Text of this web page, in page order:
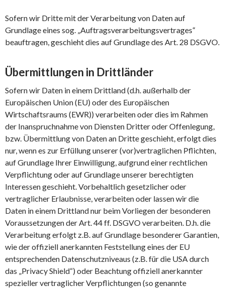
Sofern wir Dritte mit der Verarbeitung von Daten auf
Grundlage eines sog. „Auftragsverarbeitungsvertrages“
beauftragen, geschieht dies auf Grundlage des Art. 28 DSGVO.
Übermittlungen in Drittländer
Sofern wir Daten in einem Drittland (d.h. außerhalb der
Europäischen Union (EU) oder des Europäischen
Wirtschaftsraums (EWR)) verarbeiten oder dies im Rahmen
der Inanspruchnahme von Diensten Dritter oder Offenlegung,
bzw. Übermittlung von Daten an Dritte geschieht, erfolgt dies
nur, wenn es zur Erfüllung unserer (vor)vertraglichen Pflichten,
auf Grundlage Ihrer Einwilligung, aufgrund einer rechtlichen
Verpflichtung oder auf Grundlage unserer berechtigten
Interessen geschieht. Vorbehaltlich gesetzlicher oder
vertraglicher Erlaubnisse, verarbeiten oder lassen wir die
Daten in einem Drittland nur beim Vorliegen der besonderen
Voraussetzungen der Art. 44 ff. DSGVO verarbeiten. D.h. die
Verarbeitung erfolgt z.B. auf Grundlage besonderer Garantien,
wie der offiziell anerkannten Feststellung eines der EU
entsprechenden Datenschutzniveaus (z.B. für die USA durch
das „Privacy Shield“) oder Beachtung offiziell anerkannter
spezieller vertraglicher Verpflichtungen (so genannte